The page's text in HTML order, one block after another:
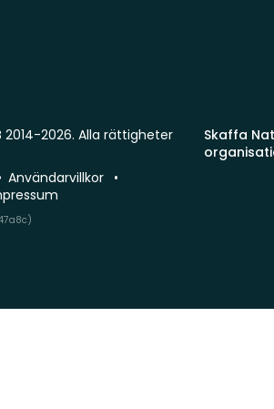
Skaffa
2026. Alla rättigheter
Användarvillkor